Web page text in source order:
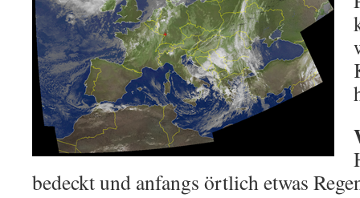
bedeckt und anfangs örtlich etwas